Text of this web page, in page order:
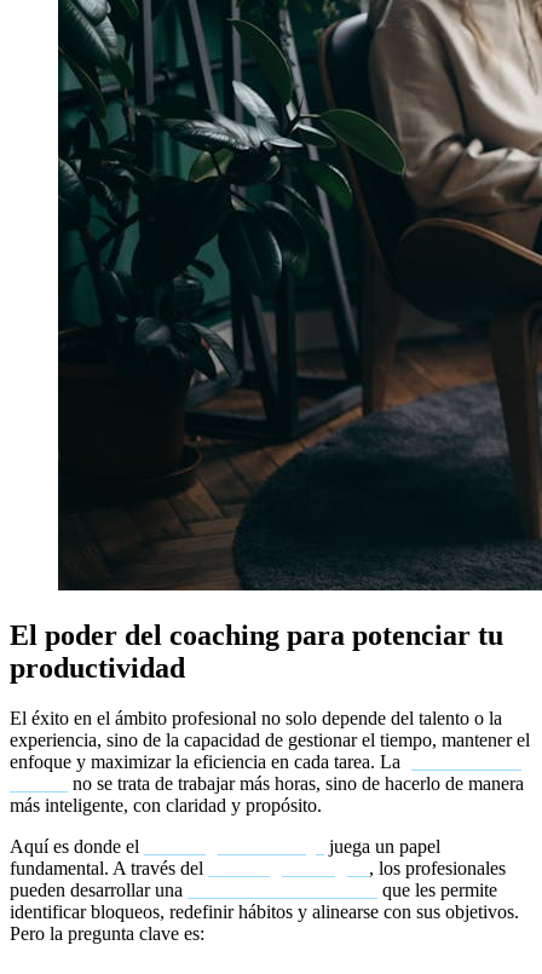
El poder del coaching para potenciar tu
productividad
El éxito en el ámbito profesional no solo depende del talento o la
experiencia, sino de la capacidad de gestionar el tiempo, mantener el
enfoque y maximizar la eficiencia en cada tarea. La
no se trata de trabajar más horas, sino de hacerlo de manera
más inteligente, con claridad y propósito.
Aquí es donde el
juega un papel
fundamental. A través del
, los profesionales
pueden desarrollar una
que les permite
identificar bloqueos, redefinir hábitos y alinearse con sus objetivos.
Pero la pregunta clave es: